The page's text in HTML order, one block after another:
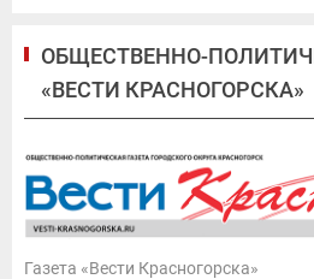
ОБЩЕСТВЕННО-
«ВЕСТИ КРАСНОГОРСКА»
Газета «Вести Красногорска»